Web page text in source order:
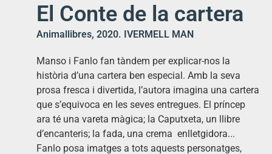
El Conte de la cartera
Animallibres, 2020. IVERMELL MAN
Manso i Fanlo fan tàndem per explicar-nos la
història d’una cartera ben especial. Amb la seva
prosa fresca i divertida, l’autora imagina una cartera
que s’equivoca en les seves entregues. El príncep
ara té una vareta màgica; la Caputxeta, un llibre
d’encanteris; la fada, una crema enlletgidora...
Fanlo posa imatges a tots aquests personatges,